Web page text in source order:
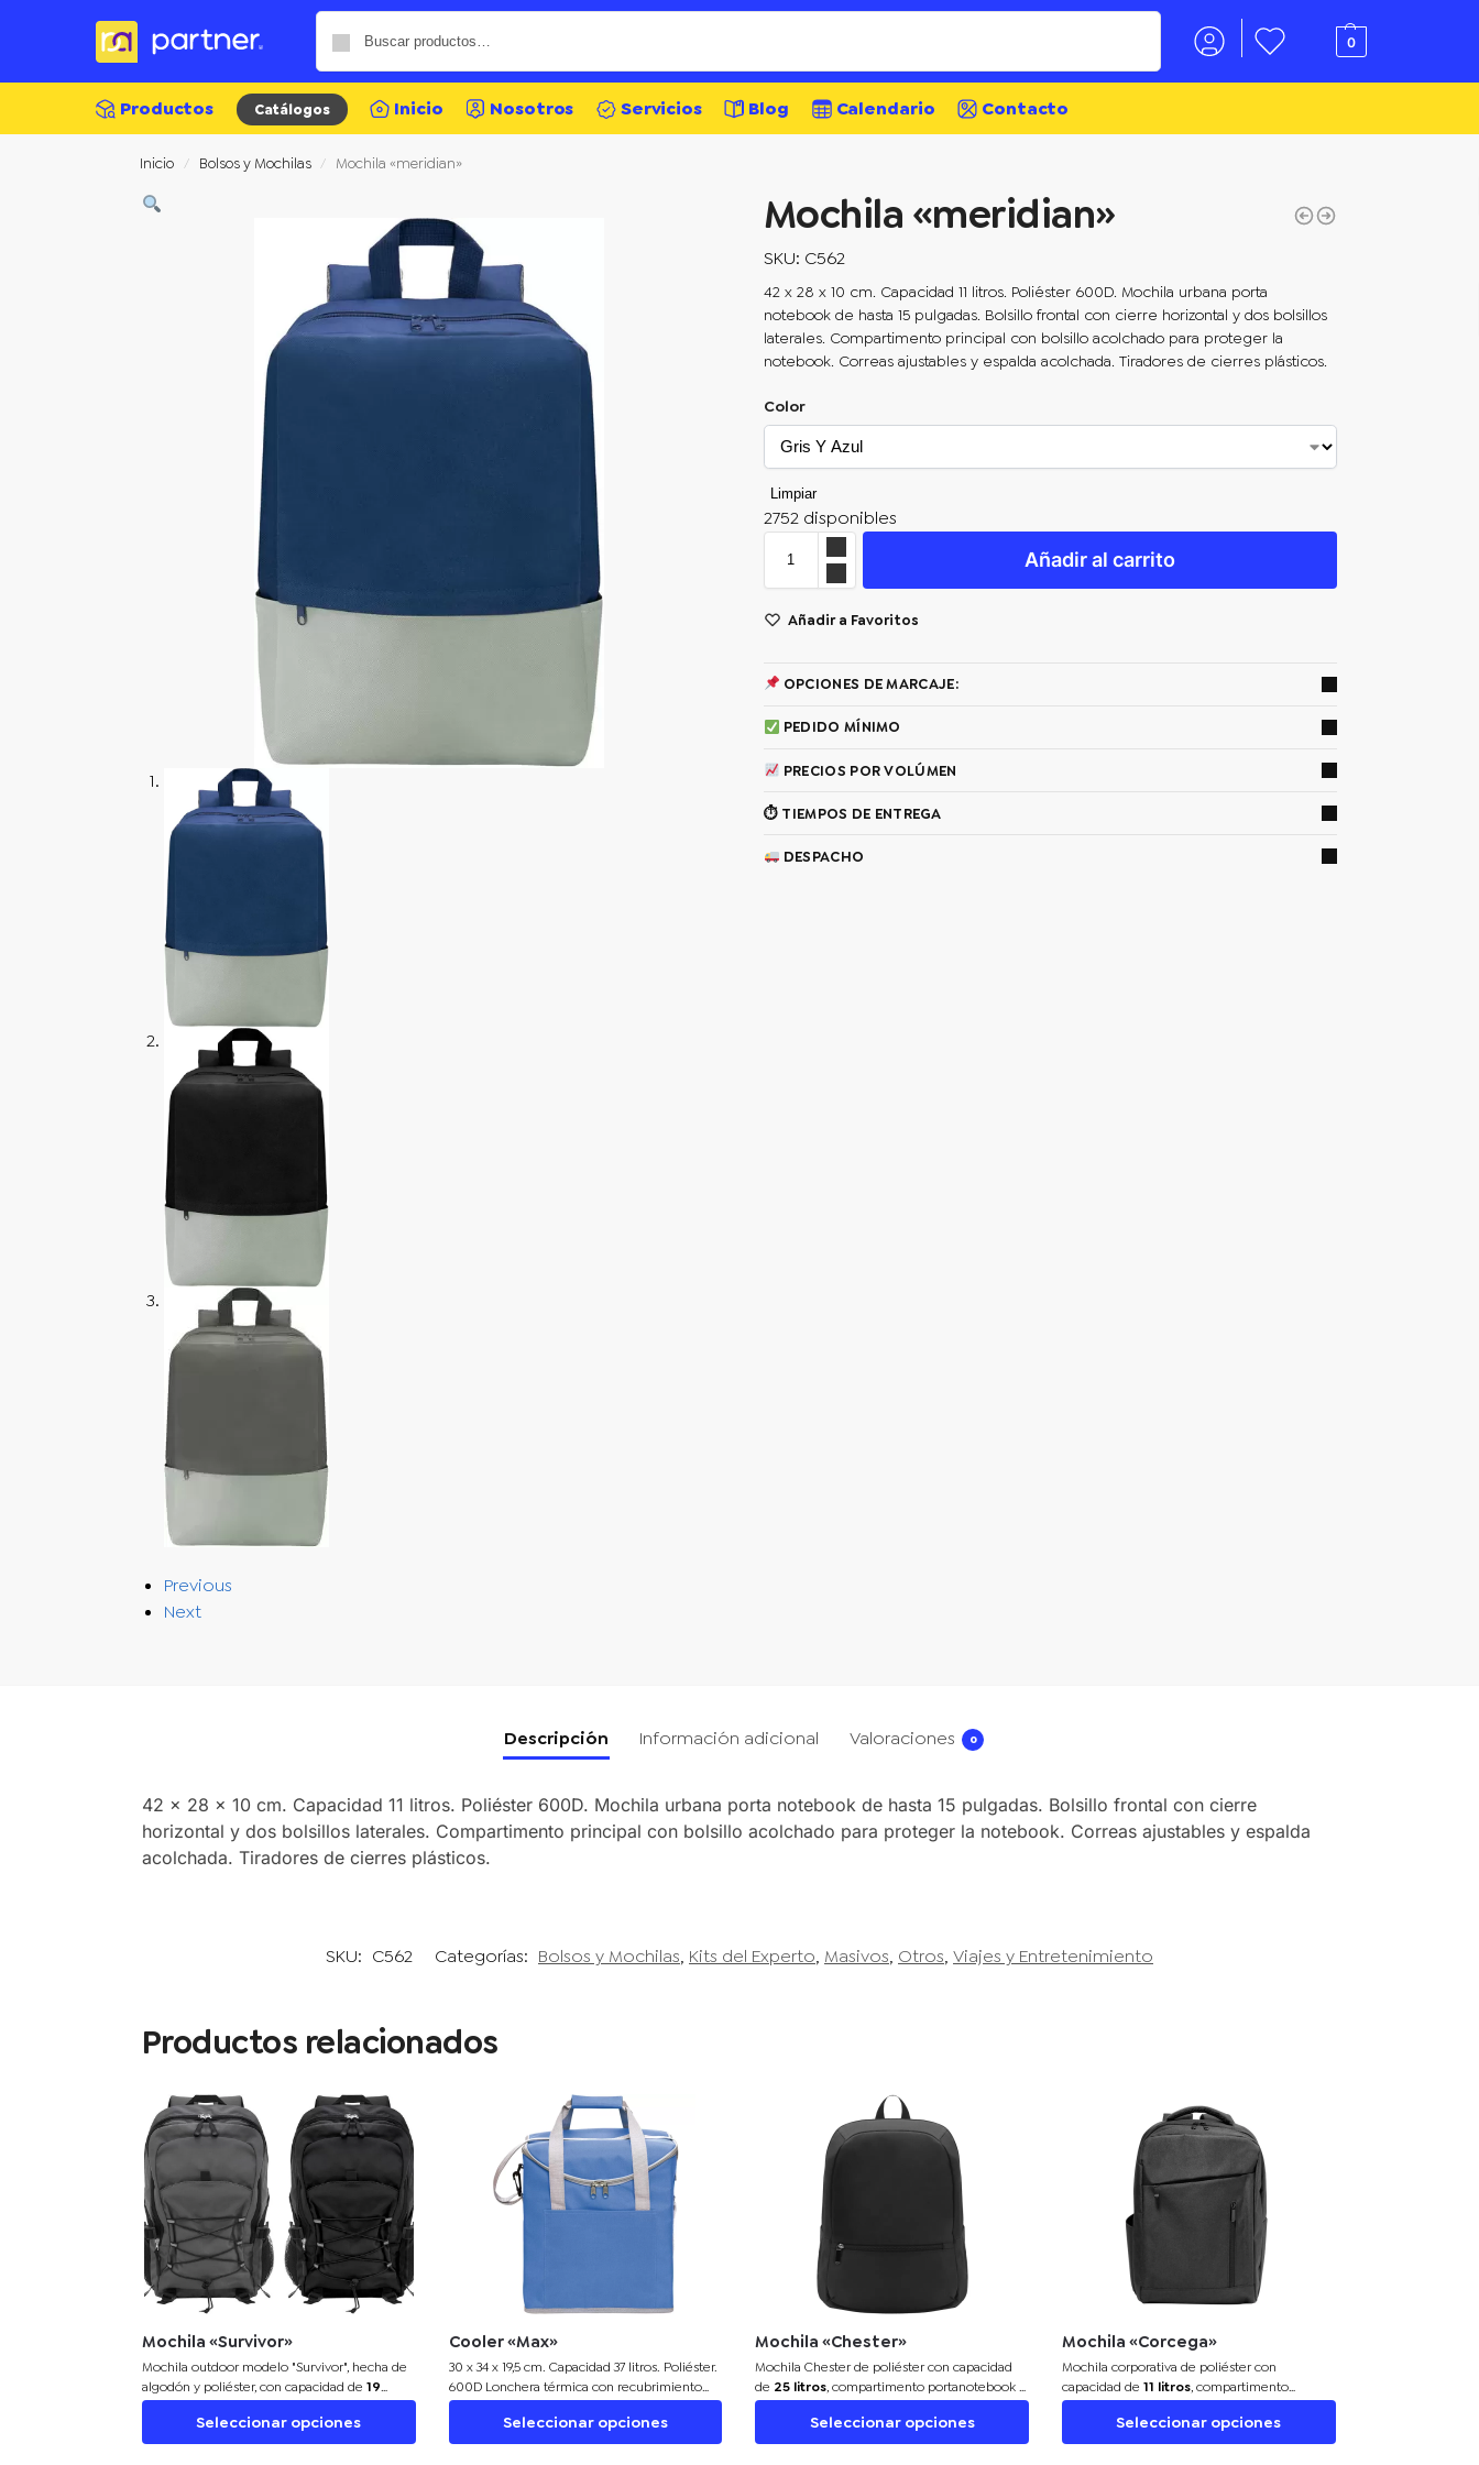
0
Productos Catálogos Inicio Nosotros Servicios Blog Calendario Contacto
Inicio / Bolsos y Mochilas / Mochila «meridian»
Previous
Next
Mochila «meridian»
SKU: C562
42 x 28 x 10 cm. Capacidad 11 litros. Poliéster 600D. Mochila urbana porta
notebook de hasta 15 pulgadas. Bolsillo frontal con cierre horizontal y dos bolsillos
laterales. Compartimento principal con bolsillo acolchado para proteger la
notebook. Correas ajustables y espalda acolchada. Tiradores de cierres plásticos.
Color
Limpiar
2752 disponibles
Añadir al carrito
Añadir a Favoritos
OPCIONES DE MARCAJE:
PEDIDO MÍNIMO
PRECIOS POR VOLÚMEN
⏱ TIEMPOS DE ENTREGA
DESPACHO
Descripción Información adicional Valoraciones 0
42 x 28 x 10 cm. Capacidad 11 litros. Poliéster 600D. Mochila urbana porta notebook de hasta 15 pulgadas. Bolsillo frontal con cierre
horizontal y dos bolsillos laterales. Compartimento principal con bolsillo acolchado para proteger la notebook. Correas ajustables y espalda
acolchada. Tiradores de cierres plásticos.
SKU: C562 Categorías: Bolsos y Mochilas, Kits del Experto, Masivos, Otros, Viajes y Entretenimiento
Productos relacionados
Mochila «Survivor»
Mochila outdoor modelo "Survivor", hecha de
algodón y poliéster, con capacidad de 19
litros
reflectivos. Ideal para regalos promocionales
en activaciones de marca al aire libre.
Seleccionar opciones
Cooler «Max»
30 x 34 x 19,5 cm. Capacidad 37 litros. Poliéster.
600D Lonchera térmica con recubrimiento
interior metalizado. Un bolsillo frontal y dos
bolsillos laterales de red. Correa tipo
bandolera y dos manijas reforzadas con cierre
Seleccionar opciones
Mochila «Chester»
Mochila Chesterde poliéster con capacidad
de 25 litros, compartimento portanotebook y
múltiples bolsillos. Cómoda y resistente para
el día a día.Seleccionar opciones
Mochila «Corcega»
Mochila corporativade poliéster con
capacidad de11 litros, compartimento
acolchado para notebooks de hasta 15". Ideal
para aplicarle tu logo y regalar artículos
corporativos elegantes a tus colaboradores.
Seleccionar opciones